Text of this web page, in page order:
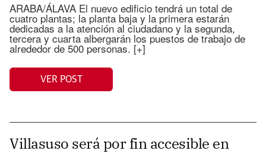
ARABA/ÁLAVA El nuevo edificio tendrá un total de
cuatro plantas; la planta baja y la primera estarán
dedicadas a la atención al ciudadano y la segunda,
tercera y cuarta albergarán los puestos de trabajo de
alrededor de 500 personas. [+]
VER POST
Villasuso será por fin accesible en